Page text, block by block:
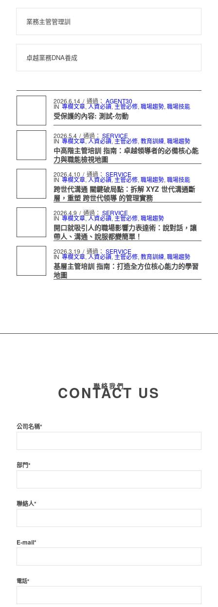
業務主管管理訓
卓越業務DNA養成
2026.6.14 / 通過： AGENT30
IN 專欄文章,人資必讀,主管必修, 職場趨勢, 職場技能
受保護的內容: 測試-勿動
2026.5.4 / 通過： SERVICE
IN 專欄文章,人資必讀,主管必修, 教育訓練, 職場趨勢
中高階主管培訓 指南：卓越領導者的必備核心能
力與職能檢視地圖
2026.4.10 / 通過： SERVICE
IN 專欄文章,人資必讀,主管必修, 職場趨勢, 職場技能
跨世代溝通 關鍵破局點：拆解 XYZ 世代溝通斷
層，重塑 跨世代領導 的管理實務
2026.4.9 / 通過： SERVICE
IN 專欄文章,人資必讀,主管必修, 職場趨勢
開口就吸引人的職場影響力表達術：說對話，讓
帶人、溝通、說服都變簡單！
2026.3.19 / 通過： SERVICE
IN 專欄文章,人資必讀,主管必修, 教育訓練, 職場趨勢
基層主管培訓 指南：打造全方位核心能力的學習
地圖
聯絡我們
CONTACT US
公司名稱*
部門*
聯絡人*
E-mail*
電話*